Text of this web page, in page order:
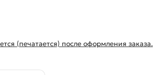
(печатается) после оформления заказа.